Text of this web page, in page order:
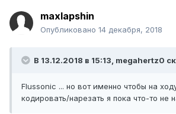
maxlapshin
Опубликовано 14 декабря, 2018
В 13.12.2018 в 15:13, megahertz0
Flussonic ... но вот именно чтобы на
кодировать/нарезать я пока что-то не